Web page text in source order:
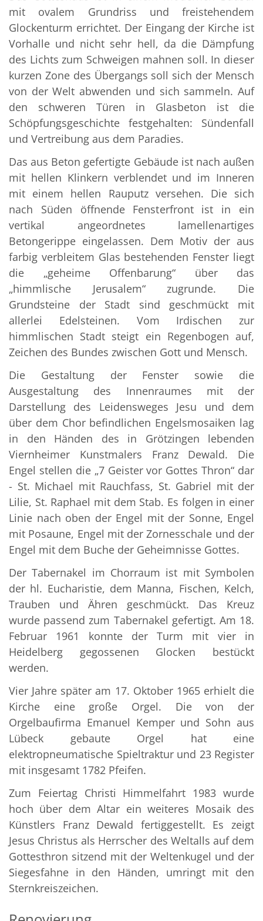
mit ovalem Grundriss und freistehendem
Glockenturm errichtet. Der Eingang der Kirche ist
Vorhalle und nicht sehr hell, da die Dämpfung
des Lichts zum Schweigen mahnen soll. In dieser
kurzen Zone des Übergangs soll sich der Mensch
von der Welt abwenden und sich sammeln. Auf
den schweren Türen in Glasbeton ist die
Schöpfungsgeschichte festgehalten: Sündenfall
und Vertreibung aus dem Paradies.
Das aus Beton gefertigte Gebäude ist nach außen
mit hellen Klinkern verblendet und im Inneren
mit einem hellen Rauputz versehen. Die sich
nach Süden öffnende Fensterfront ist in ein
vertikal angeordnetes lamellenartiges
Betongerippe eingelassen. Dem Motiv der aus
farbig verbleitem Glas bestehenden Fenster liegt
die „geheime Offenbarung“ über das
„himmlische Jerusalem“ zugrunde. Die
Grundsteine der Stadt sind geschmückt mit
allerlei Edelsteinen. Vom Irdischen zur
himmlischen Stadt steigt ein Regenbogen auf,
Zeichen des Bundes zwischen Gott und Mensch.
Die Gestaltung der Fenster sowie die
Ausgestaltung des Innenraumes mit der
Darstellung des Leidensweges Jesu und dem
über dem Chor befindlichen Engelsmosaiken lag
in den Händen des in Grötzingen lebenden
Viernheimer Kunstmalers Franz Dewald. Die
Engel stellen die „7 Geister vor Gottes Thron“ dar
- St. Michael mit Rauchfass, St. Gabriel mit der
Lilie, St. Raphael mit dem Stab. Es folgen in einer
Linie nach oben der Engel mit der Sonne, Engel
mit Posaune, Engel mit der Zornesschale und der
Engel mit dem Buche der Geheimnisse Gottes.
Der Tabernakel im Chorraum ist mit Symbolen
der hl. Eucharistie, dem Manna, Fischen, Kelch,
Trauben und Ähren geschmückt. Das Kreuz
wurde passend zum Tabernakel gefertigt. Am 18.
Februar 1961 konnte der Turm mit vier in
Heidelberg gegossenen Glocken bestückt
werden.
Vier Jahre später am 17. Oktober 1965 erhielt die
Kirche eine große Orgel. Die von der
Orgelbaufirma Emanuel Kemper und Sohn aus
Lübeck gebaute Orgel hat eine
elektropneumatische Spieltraktur und 23 Register
mit insgesamt 1782 Pfeifen.
Zum Feiertag Christi Himmelfahrt 1983 wurde
hoch über dem Altar ein weiteres Mosaik des
Künstlers Franz Dewald fertiggestellt. Es zeigt
Jesus Christus als Herrscher des Weltalls auf dem
Gottesthron sitzend mit der Weltenkugel und der
Siegesfahne in den Händen, umringt mit den
Sternkreiszeichen.